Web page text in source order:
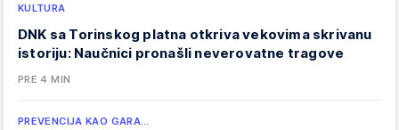
KULTURA
DNK sa Torinskog platna otkriva vekovima skrivanu
istoriju: Naučnici pronašli neverovatne tragove
PRE 4 MIN
PREVENCIJA KAO GARA…